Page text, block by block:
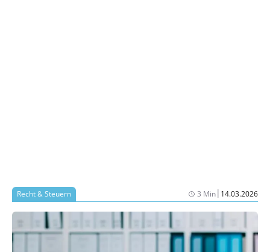
Recht & Steuern 3 Min| 14.03.2026